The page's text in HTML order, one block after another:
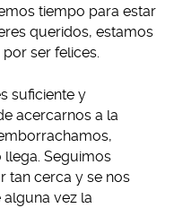
tiempo para estar
queridos, estamos
ser felices.
suficiente y
acercarnos a la
llega. Seguimos
tan cerca y se nos
alguna vez la